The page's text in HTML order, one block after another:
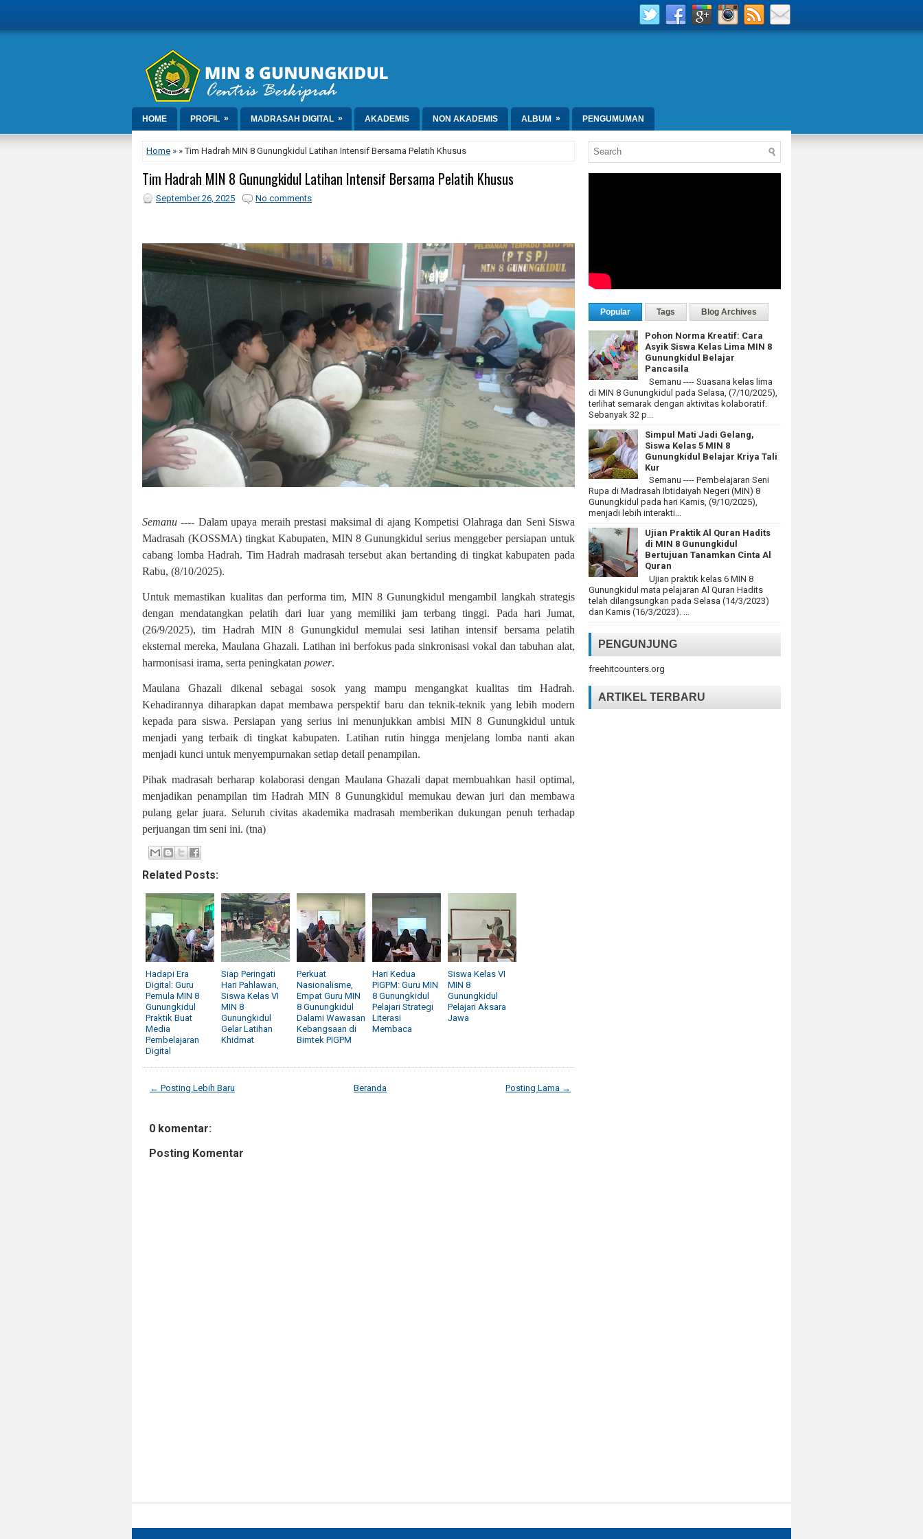
HOME PROFIL » MADRASAH DIGITAL » AKADEMIS NON AKADEMIS ALBUM » PENGUMUMAN
Home » » Tim Hadrah MIN 8 Gunungkidul Latihan Intensif Bersama Pelatih Khusus
Tim Hadrah MIN 8 Gunungkidul Latihan Intensif Bersama Pelatih Khusus
September 26, 2025 No comments
Semanu ---- Dalam upaya meraih prestasi maksimal di ajang Kompetisi Olahraga dan Seni Siswa
Madrasah (KOSSMA) tingkat Kabupaten, MIN 8 Gunungkidul serius menggeber persiapan untuk
cabang lomba Hadrah. Tim Hadrah madrasah tersebut akan bertanding di tingkat kabupaten pada
Rabu, (8/10/2025).
Untuk memastikan kualitas dan performa tim, MIN 8 Gunungkidul mengambil langkah strategis
dengan mendatangkan pelatih dari luar yang memiliki jam terbang tinggi. Pada hari Jumat,
(26/9/2025), tim Hadrah MIN 8 Gunungkidul memulai sesi latihan intensif bersama pelatih
eksternal mereka, Maulana Ghazali. Latihan ini berfokus pada sinkronisasi vokal dan tabuhan alat,
harmonisasi irama, serta peningkatan power.
Maulana Ghazali dikenal sebagai sosok yang mampu mengangkat kualitas tim Hadrah.
Kehadirannya diharapkan dapat membawa perspektif baru dan teknik-teknik yang lebih modern
kepada para siswa. Persiapan yang serius ini menunjukkan ambisi MIN 8 Gunungkidul untuk
menjadi yang terbaik di tingkat kabupaten. Latihan rutin hingga menjelang lomba nanti akan
menjadi kunci untuk menyempurnakan setiap detail penampilan.
Pihak madrasah berharap kolaborasi dengan Maulana Ghazali dapat membuahkan hasil optimal,
menjadikan penampilan tim Hadrah MIN 8 Gunungkidul memukau dewan juri dan membawa
pulang gelar juara. Seluruh civitas akademika madrasah memberikan dukungan penuh terhadap
perjuangan tim seni ini. (tna)
Related Posts:
Hadapi Era
Digital: Guru
Pemula MIN 8
Gunungkidul
Praktik Buat
Media
Pembelajaran
Digital
Siap Peringati
Hari Pahlawan,
Siswa Kelas VI
MIN 8
Gunungkidul
Gelar Latihan
Khidmat
Perkuat
Nasionalisme,
Empat Guru MIN
8 Gunungkidul
Dalami Wawasan
Kebangsaan di
Bimtek PIGPM
Hari Kedua
PIGPM: Guru MIN
8 Gunungkidul
Pelajari Strategi
Literasi
Membaca
Siswa Kelas VI
MIN 8
Gunungkidul
Pelajari Aksara
Jawa
← Posting Lebih Baru Posting Lama →
Beranda
0 komentar:
Posting Komentar
Popular Tags Blog Archives
Pohon Norma Kreatif: Cara
Asyik Siswa Kelas Lima MIN 8
Gunungkidul Belajar
Pancasila
Semanu ---- Suasana kelas lima
di MIN 8 Gunungkidul pada Selasa, (7/10/2025),
terlihat semarak dengan aktivitas kolaboratif.
Sebanyak 32 p...
Simpul Mati Jadi Gelang,
Siswa Kelas 5 MIN 8
Gunungkidul Belajar Kriya Tali
Kur
Semanu ---- Pembelajaran Seni
Rupa di Madrasah Ibtidaiyah Negeri (MIN) 8
Gunungkidul pada hari Kamis, (9/10/2025),
menjadi lebih interakti...
Ujian Praktik Al Quran Hadits
di MIN 8 Gunungkidul
Bertujuan Tanamkan Cinta Al
Quran
Ujian praktik kelas 6 MIN 8
Gunungkidul mata pelajaran Al Quran Hadits
telah dilangsungkan pada Selasa (14/3/2023)
dan Kamis (16/3/2023). ...
PENGUNJUNG
freehitcounters.org
ARTIKEL TERBARU